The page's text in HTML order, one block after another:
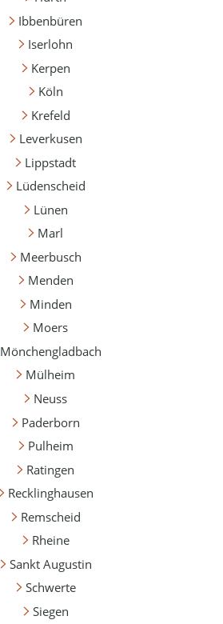
Ibbenbüren
Iserlohn
Kerpen
Köln
Krefeld
Leverkusen
Lippstadt
Lüdenscheid
Lünen
Marl
Meerbusch
Menden
Minden
Moers
Mönchengladbach
Mülheim
Neuss
Paderborn
Pulheim
Ratingen
Recklinghausen
Remscheid
Rheine
Sankt Augustin
Schwerte
Siegen